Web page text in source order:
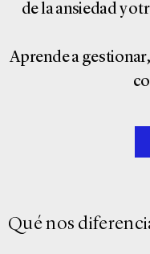
de la ansiedad y
Aprende a
Qué nos